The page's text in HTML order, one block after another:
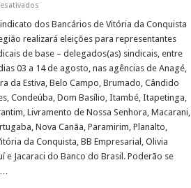
Eleições
Delegadas
e
Delegados
Sindicais
BB
2026
dos Bancários de Vitória da Conquista
realizará eleições para representantes
de base – delegados(as) sindicais, entre
03 a 14 de agosto, nas agências de Anagé,
da Estiva, Belo Campo, Brumado, Cândido
Condeúba, Dom Basílio, Itambé, Itapetinga,
Livramento de Nossa Senhora, Macarani,
Nova Canãa, Paramirim, Planalto,
da Conquista, BB Empresarial, Olivia
e Jacaraci do Banco do Brasil. Poderão se
…